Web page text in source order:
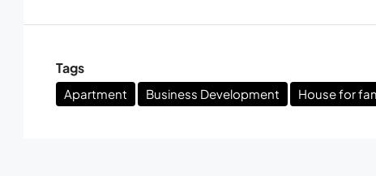
Tags
Apartment Business Development House for